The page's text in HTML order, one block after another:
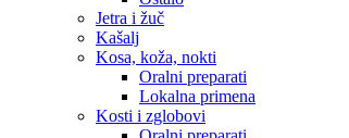
Jetra i žuč
Kašalj
Kosa, koža, nokti
Oralni preparati
Lokalna primena
Kosti i zglobovi